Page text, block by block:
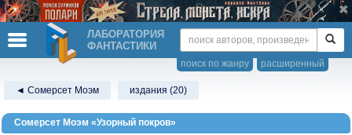
ЛАБОРАТОРИЯ
ФАНТАСТИКИ
расширенный
поиск по жанру
◄ Сомерсет Моэм издания (20)
Сомерсет Моэм «Узорный покров»